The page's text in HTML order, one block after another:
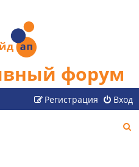
форум
Вход
Регистрация